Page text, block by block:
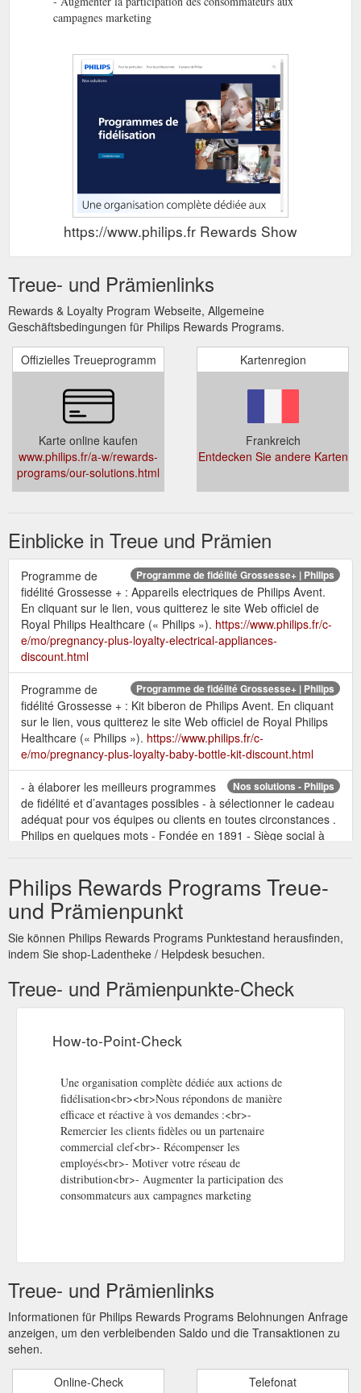
campagnes marketing
https://www.philips.fr Rewards Show
Treue- und Prämienlinks
Rewards & Loyalty Program Webseite, Allgemeine
Geschäftsbedingungen für Philips Rewards Programs.
Offizielles Treueprogramm
Karte online kaufen
www.philips.fr/a-w/rewards-
programs/our-solutions.html
Kartenregion
Frankreich
Entdecken Sie andere Karten
Einblicke in Treue und Prämien
Programme de fidélité Grossesse+ | Philips
Programme de
fidélité Grossesse + : Appareils electriques de Philips Avent.
En cliquant sur le lien, vous quitterez le site Web officiel de
Royal Philips Healthcare (« Philips »). https://www.philips.fr/c-
e/mo/pregnancy-plus-loyalty-electrical-appliances-
discount.html
Programme de fidélité Grossesse+ | Philips
Programme de
fidélité Grossesse + : Kit biberon de Philips Avent. En cliquant
sur le lien, vous quitterez le site Web officiel de Royal Philips
Healthcare (« Philips »). https://www.philips.fr/c-
e/mo/pregnancy-plus-loyalty-baby-bottle-kit-discount.html
Nos solutions - Philips
- à élaborer les meilleurs programmes
de fidélité et d’avantages possibles - à sélectionner le cadeau
adéquat pour vos équipes ou clients en toutes circonstances .
Philips en quelques mots - Fondée en 1891 - Siège social à
solutions.html
Chaîne Hi-Fi DCB7005/10 - Philips
Voir tous les avantages.
Profitez de la musique haute fidélité. Cette micro-chaîne avec
station d''accueil Philips DCB7005/10 est aussi esthétique que
performante en termes de son. Ses tweeters Hi-Fi à dôme
produisent un son riche et réaliste, que vous écoutiez la radio
DAB+ ou la musique stockée sur votre iPod/iPhone/iPad.
DLLI8I8O | 913703023009 | Philips Eclairage
Visualisez les
où les acheter.https://www.lighting.philips.fr/prof/systemes-de-
gestion-de-leclairage/dynalite/dispositifs-dintegration-
dynalite/913703023009_EU/product
Philips Rewards Programs Treue-
und Prämienpunkt
Sie können Philips Rewards Programs Punktestand herausfinden,
indem Sie shop-Ladentheke / Helpdesk besuchen.
Treue- und Prämienpunkte-Check
How-to-Point-Check
Une organisation complète dédiée aux actions de
fidélisation<br><br>Nous répondons de manière
efficace et réactive à vos demandes :<br>-
Remercier les clients fidèles ou un partenaire
commercial clef<br>- Récompenser les
employés<br>- Motiver votre réseau de
distribution<br>- Augmenter la participation des
consommateurs aux campagnes marketing
Treue- und Prämienlinks
Informationen für Philips Rewards Programs Belohnungen Anfrage
anzeigen, um den verbleibenden Saldo und die Transaktionen zu
sehen.
Online-Check Telefonat